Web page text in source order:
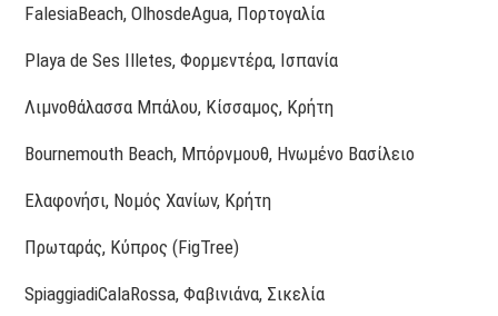
FalesiaBeach, ΟlhosdeAgua, Πορτογαλία
Playa de Ses Illetes, Φορμεντέρα, Ισπανία
Λιμνοθάλασσα Μπάλου, Κίσσαμος, Κρήτη
Bournemouth Beach, Μπόρνμουθ, Ηνωμένο Βασίλειο
Ελαφονήσι, Νομός Χανίων, Κρήτη
Πρωταράς, Κύπρος (FigTree)
SpiaggiadiCalaRossa, Φαβινιάνα, Σικελία